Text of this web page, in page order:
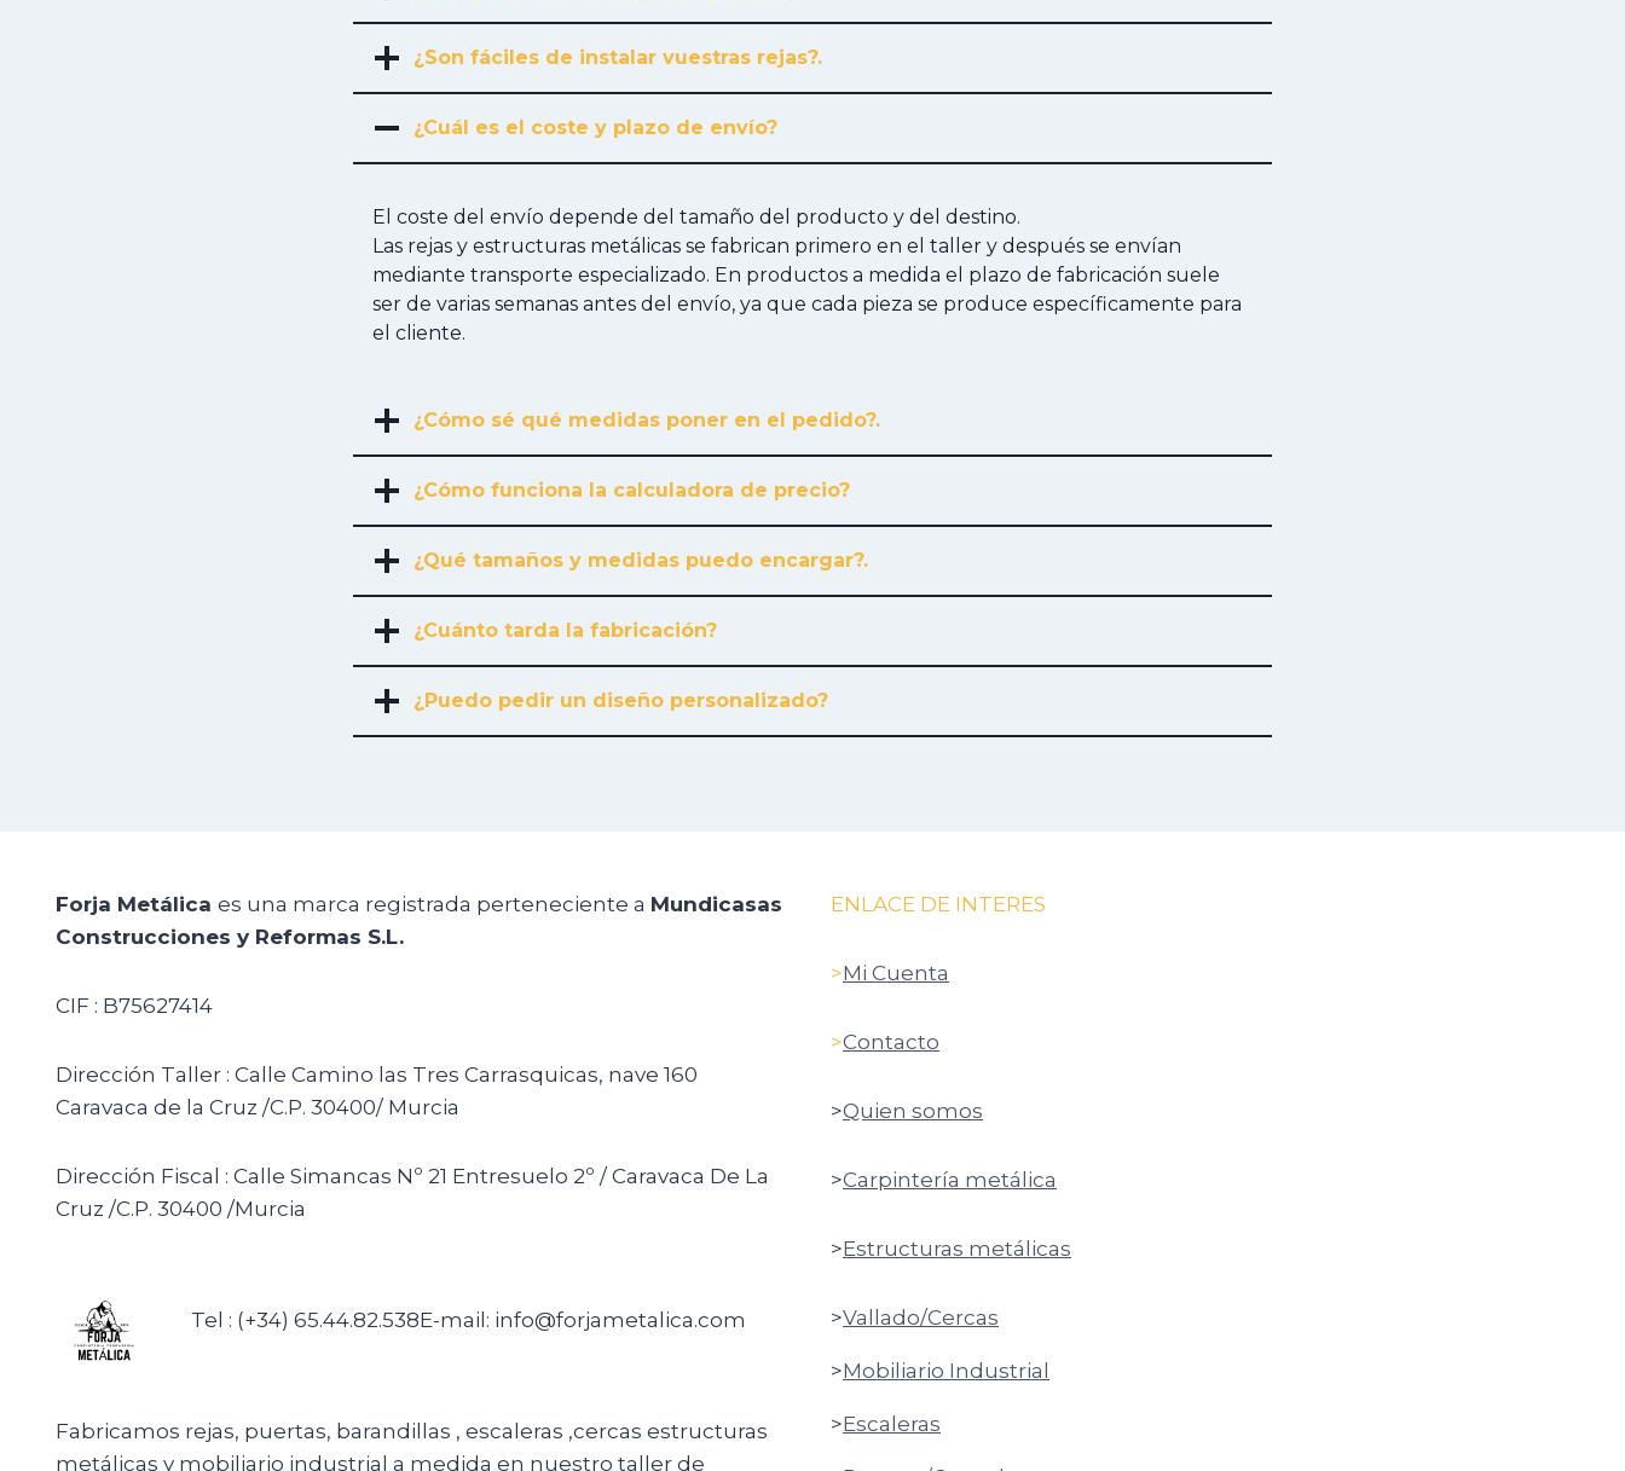
¿Son fáciles de instalar vuestras rejas?.
¿Cuál es el coste y plazo de envío?
El coste del envío depende del tamaño del producto y del destino.
Las rejas y estructuras metálicas se fabrican primero en el taller y después se envían
mediante transporte especializado. En productos a medida el plazo de fabricación suele
ser de varias semanas antes del envío, ya que cada pieza se produce específicamente para
el cliente.
¿Cómo sé qué medidas poner en el pedido?.
¿Cómo funciona la calculadora de precio?
¿Qué tamaños y medidas puedo encargar?.
¿Cuánto tarda la fabricación?
¿Puedo pedir un diseño personalizado?
Forja Metálica es una marca registrada perteneciente a Mundicasas
Construcciones y Reformas S.L.
CIF : B75627414
Dirección Taller : Calle Camino las Tres Carrasquicas, nave 160
Caravaca de la Cruz /C.P. 30400/ Murcia
Dirección Fiscal : Calle Simancas Nº 21 Entresuelo 2º / Caravaca De La
Cruz /C.P. 30400 /Murcia
Tel : (+34) 65.44.82.538E-mail: info@forjametalica.com
Fabricamos rejas, puertas, barandillas , escaleras ,cercas estructuras
metálicas y mobiliario industrial a medida en nuestro taller de
ENLACE DE INTERES
>Mi Cuenta
>Contacto
>Quien somos
>Carpintería metálica
>Estructuras metálicas
>Vallado/Cercas
>Mobiliario Industrial
>Escaleras